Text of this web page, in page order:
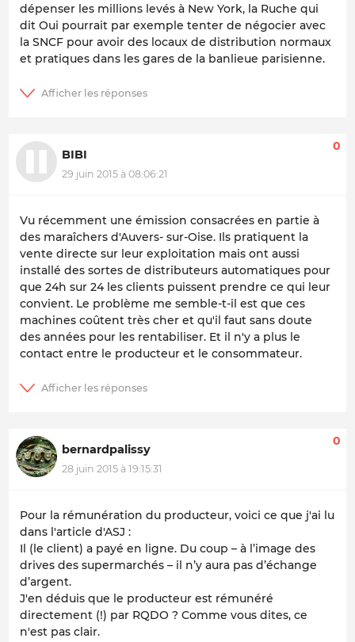
dépenser les millions levés à New York, la Ruche qui
dit Oui pourrait par exemple tenter de négocier avec
la SNCF pour avoir des locaux de distribution normaux
et pratiques dans les gares de la banlieue parisienne.
BIBI
29 juin 2015 à 08:06:21
0
Vu récemment une émission consacrées en partie à
des maraîchers d'Auvers- sur-Oise. Ils pratiquent la
vente directe sur leur exploitation mais ont aussi
installé des sortes de distributeurs automatiques pour
que 24h sur 24 les clients puissent prendre ce qui leur
convient. Le problème me semble-t-il est que ces
machines coûtent très cher et qu'il faut sans doute
des années pour les rentabiliser. Et il n'y a plus le
contact entre le producteur et le consommateur.
bernardpalissy
28 juin 2015 à 19:15:31
0
Pour la rémunération du producteur, voici ce que j'ai lu
dans l'article d'ASJ :
Il (le client) a payé en ligne. Du coup – à l’image des
drives des supermarchés – il n’y aura pas d’échange
d’argent.
J'en déduis que le producteur est rémunéré
directement (!) par RQDO ? Comme vous dites, ce
n'est pas clair.